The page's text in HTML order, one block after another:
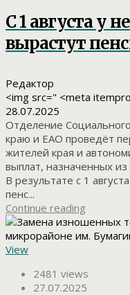
С 1 августа у
вырастут
Редактор
<img src=" <meta
28.07.2025
Отделение
краю и ЕАО проведёт
жителей края и
выплат, назначенных
В результате с 1
пенс...
Continue reading
View
2481 views
27.07.2025